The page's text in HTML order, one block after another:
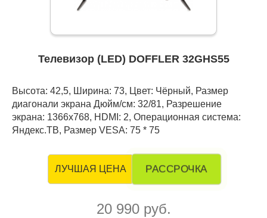
Телевизор (LED) DOFFLER 32GHS55
Высота: 42,5, Ширина: 73, Цвет: Чёрный, Размер
диагонали экрана Дюйм/см: 32/81, Разрешение
экрана: 1366x768, HDMI: 2, Операционная система:
Яндекс.ТВ, Размер VESA: 75 * 75
ЛУЧШАЯ ЦЕНА РАССРОЧКА
20 990 руб.